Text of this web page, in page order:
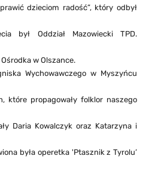
dzieciom radość”, który odbył
był Oddział Mazowiecki TPD.
w Olszance.
Wychowawczego w Myszyńcu
które propagowały folklor naszego
Daria Kowalczyk oraz Katarzyna i
była operetka 'Ptasznik z Tyrolu’